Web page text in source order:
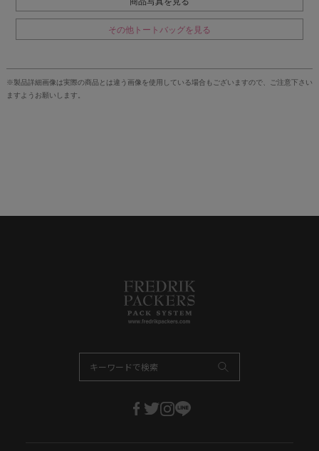
その他トートバッグを見る
※製品詳細画像は実際の商品とは違う画像を使用している場合もございますので、ご注意下さい
ますようお願いします。